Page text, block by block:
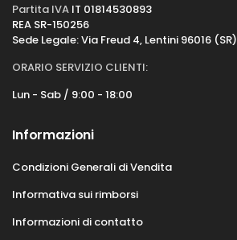
Partita IVA IT 01814530893
REA SR-150256
Sede Legale: Via Freud 4, Lentini 96016 (SR)
ORARIO SERVIZIO CLIENTI:
Lun - Sab / 9:00 - 18:00
Informazioni
Condizioni Generali di Vendita
Informativa sui rimborsi
Informazioni di contatto